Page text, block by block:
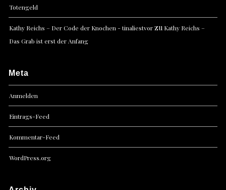
Totengeld
Kathy Reichs – Der Code der Knochen - tinaliestvorzu Kathy Reichs –
Das Grab ist erst der Anfang
Meta
Anmelden
Eintrags-Feed
Kommentar-Feed
WordPress.org